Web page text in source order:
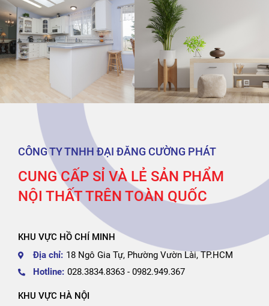
CÔNG TY TNHH ĐẠI ĐĂNG CƯỜNG PHÁT
CUNG CẤP SỈ VÀ LẺ SẢN PHẨM
NỘI THẤT TRÊN TOÀN QUỐC
KHU VỰC HỒ CHÍ MINH
Địa chỉ: 18 Ngô Gia Tự, Phường Vườn Lài, TP.HCM
Hotline: 028.3834.8363 - 0982.949.367
KHU VỰC HÀ NỘI